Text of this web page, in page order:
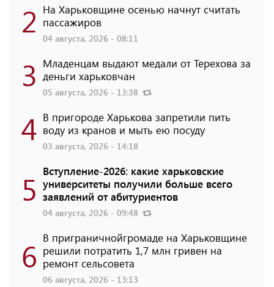
2 На Харьковщине осенью начнут считать
пассажиров
04 августа, 2026 - 08:11
3 Младенцам выдают медали от Терехова за
деньги харьковчан
05 августа, 2026 - 13:38
4 В пригороде Харькова запретили пить
воду из кранов и мыть ею посуду
03 августа, 2026 - 14:18
5 Вступление-2026: какие харьковские
университеты получили больше всего
заявлений от абитуриентов
04 августа, 2026 - 09:48
6 В приграничнойгромаде на Харьковщине
решили потратить 1,7 млн ​​гривен на
ремонт сельсовета
06 августа, 2026 - 13:13